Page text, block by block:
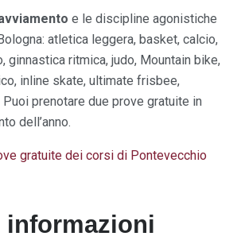
e le discipline agonistiche
atletica leggera, basket, calcio,
ginnastica ritmica, judo, Mountain bike,
inline skate, ultimate frisbee,
prenotare due prove gratuite in
dell’anno.
gratuite dei corsi di Pontevecchio
informazioni